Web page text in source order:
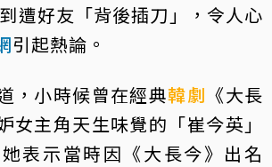
遭好友「背後插刀」，令人心
引起熱論。
，小時候曾在經典韓劇 《大長
女主角天生味覺的「崔今英」
表示當時因《大長今》出名